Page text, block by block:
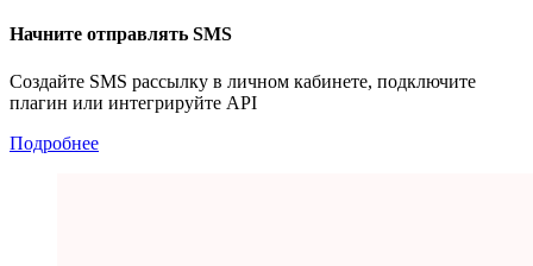
Начните отправлять SMS
Создайте SMS рассылку в личном кабинете, подключите
плагин или интегрируйте API
Подробнее